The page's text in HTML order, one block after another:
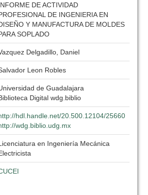
DE ACTIVIDAD
DE INGENIERIA EN
Y MANUFACTURA DE MOLDES
SOPLADO
Delgadillo, Daniel
Leon Robles
de Guadalajara
Digital wdg.biblio
hdl.handle.net/20.500.12104/25660
wdg.biblio.udg.mx
en Ingeniería Mecánica